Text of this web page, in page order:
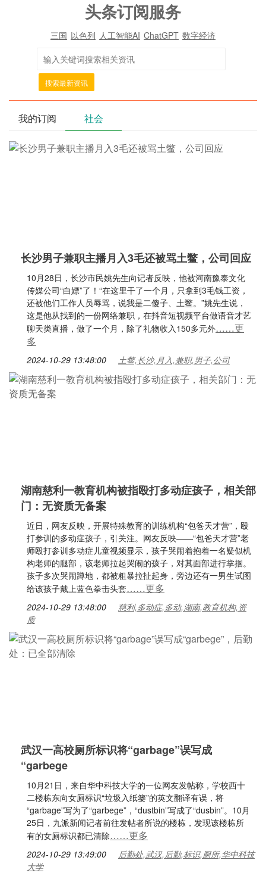
头条订阅服务
三国 以色列 人工智能AI ChatGPT 数字经济
搜索最新资讯
我的订阅 社会
长沙男子兼职主播月入3毛还被骂土鳖，公司回应
10月28日，长沙市民姚先生向记者反映，他被河南豫泰文化
传媒公司“白嫖”了！“在这里干了一个月，只拿到3毛钱工资，
还被他们工作人员辱骂，说我是二傻子、土鳖。”姚先生说，
这是他从找到的一份网络兼职，在抖音短视频平台做语音才艺
聊天类直播，做了一个月，除了礼物收入150多元外……更
多
2024-10-29 13:48:00 土鳖,长沙,月入,兼职,男子,公司
湖南慈利一教育机构被指殴打多动症孩子，相关部
门：无资质无备案
近日，网友反映，开展特殊教育的训练机构“包爸天才营”，殴
打参训的多动症孩子，引关注。网友反映——“包爸天才营”老
师殴打参训多动症儿童视频显示，孩子哭闹着抱着一名疑似机
构老师的腿部，该老师拉起哭闹的孩子，对其面部进行掌掴。
孩子多次哭闹蹲地，都被粗暴拉扯起身，旁边还有一男生试图
给该孩子戴上蓝色拳击头套……更多
2024-10-29 13:48:00
慈利,多动症,多动,湖南,教育机构,资
质
武汉一高校厕所标识将“garbage”误写成
“garbege
10月21日，来自华中科技大学的一位网友发帖称，学校西十
二楼栋东向女厕标识“垃圾入纸篓”的英文翻译有误，将
“garbage”写为了“garbege”，“dustbin”写成了“dusbin”。10月
25日，九派新闻记者前往发帖者所说的楼栋，发现该楼栋所
有的女厕标识都已清除……更多
2024-10-29 13:49:00
后勤处,武汉,后勤,标识,厕所,华中科技
大学